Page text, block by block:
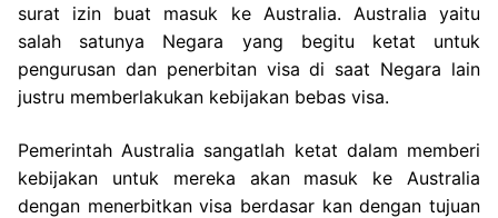
surat izin buat masuk ke Australia. Australia yaitu
salah satunya Negara yang begitu ketat untuk
pengurusan dan penerbitan visa di saat Negara lain
justru memberlakukan kebijakan bebas visa.
Pemerintah Australia sangatlah ketat dalam memberi
kebijakan untuk mereka akan masuk ke Australia
dengan menerbitkan visa berdasar kan dengan tujuan